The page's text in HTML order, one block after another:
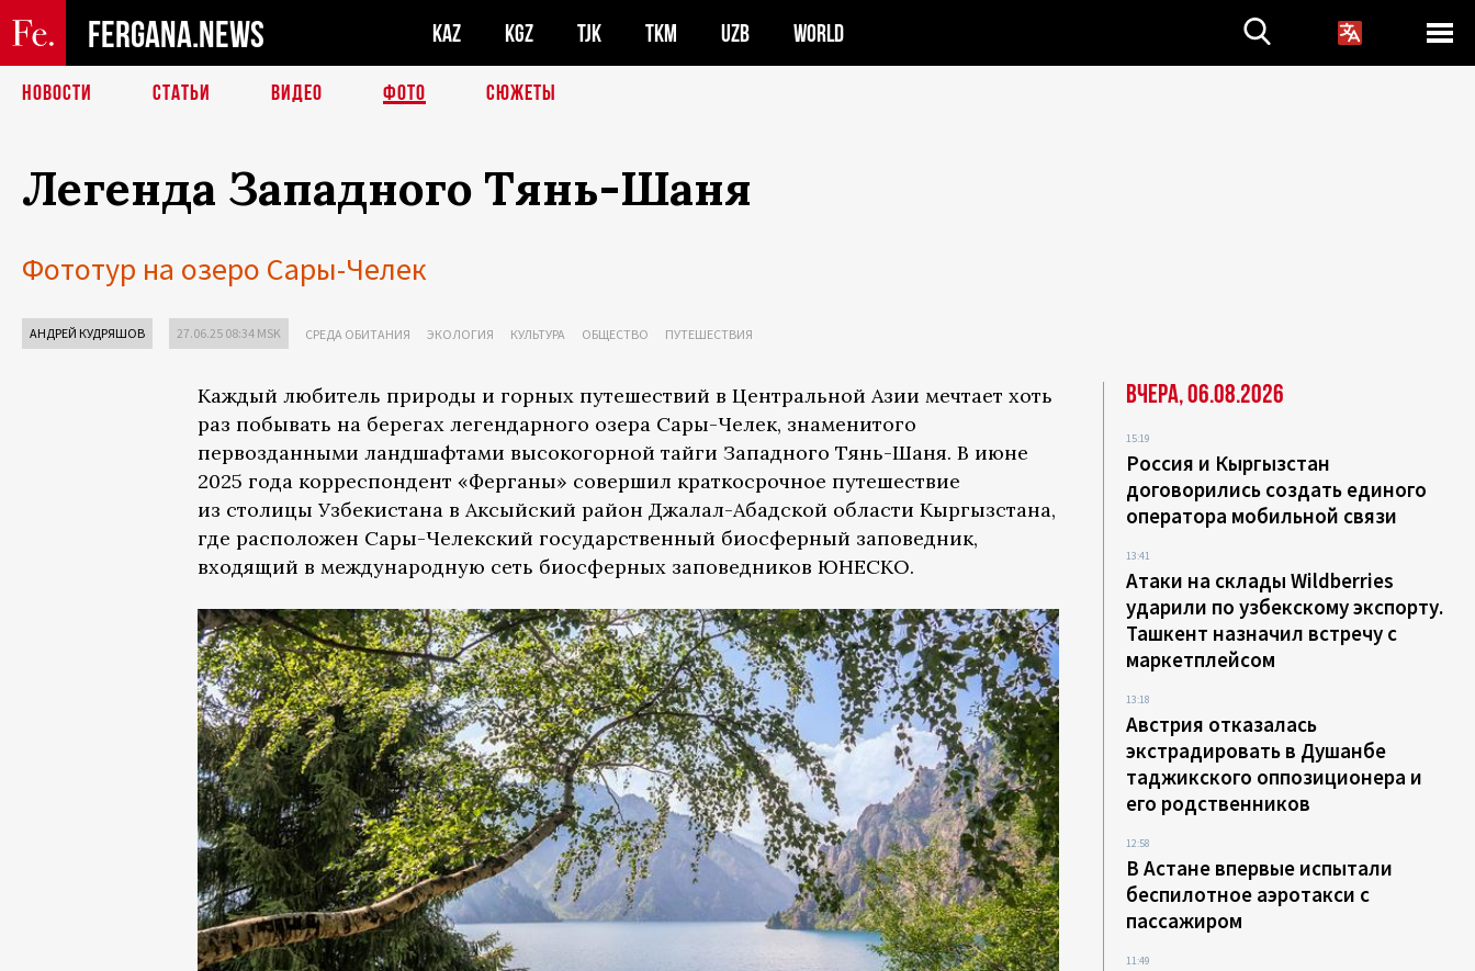
FERGANA.NEWS KAZ KGZ TJK TKM UZB WORLD
НОВОСТИ СТАТЬИ ВИДЕО ФОТО СЮЖЕТЫ
Легенда Западного Тянь-Шаня
Фототур на озеро Сары-Челек
АНДРЕЙ КУДРЯШОВ 27.06.25 08:34 MSK СРЕДА ОБИТАНИЯ ЭКОЛОГИЯ КУЛЬТУРА ОБЩЕСТВО ПУТЕШЕСТВИЯ
Каждый любитель природы и горных путешествий в Центральной Азии мечтает хоть
раз побывать на берегах легендарного озера Сары-Челек, знаменитого
первозданными ландшафтами высокогорной тайги Западного Тянь-Шаня. В июне
2025 года корреспондент «Ферганы» совершил краткосрочное путешествие
из столицы Узбекистана в Аксыйский район Джалал-Абадской области Кыргызстана,
где расположен Сары-Челекский государственный биосферный заповедник,
входящий в международную сеть биосферных заповедников ЮНЕСКО.
Вчера, 06.08.2026
15:19
Россия и Кыргызстан
договорились создать единого
оператора мобильной связи
13:41
Атаки на склады Wildberries
ударили по узбекскому экспорту.
Ташкент назначил встречу с
маркетплейсом
13:18
Австрия отказалась
экстрадировать в Душанбе
таджикского оппозиционера и
его родственников
12:58
В Астане впервые испытали
беспилотное аэротакси с
пассажиром
11:49